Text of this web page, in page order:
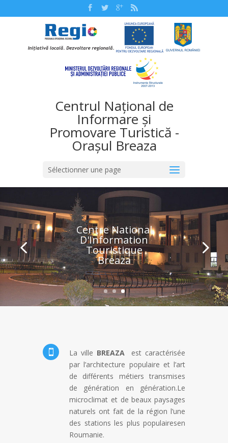
Centrul Național de
Informare și
Promovare Turistică -
Orașul Breaza
Sélectionner une page
Centre National
D'Information
Touristique
Breaza
 La ville BREAZAest caractérisée
par l’architecture populaire et l’art
de différents métiers transmises
de génération en génération.Le
microclimat et de beaux paysages
naturels ont fait de la région l’une
des stations les plus populairesen
Roumanie.